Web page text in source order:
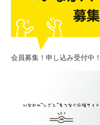
会員募集！申し込み受付中！